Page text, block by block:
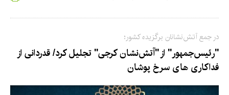
در جمع آتش‌نشانان برگزیده کشور؛
"رئیس‌جمهور" از "آتش‌نشان کرجی" تجلیل کرد/ قدردانی از
فداکاری‌ های سرخ پوشان